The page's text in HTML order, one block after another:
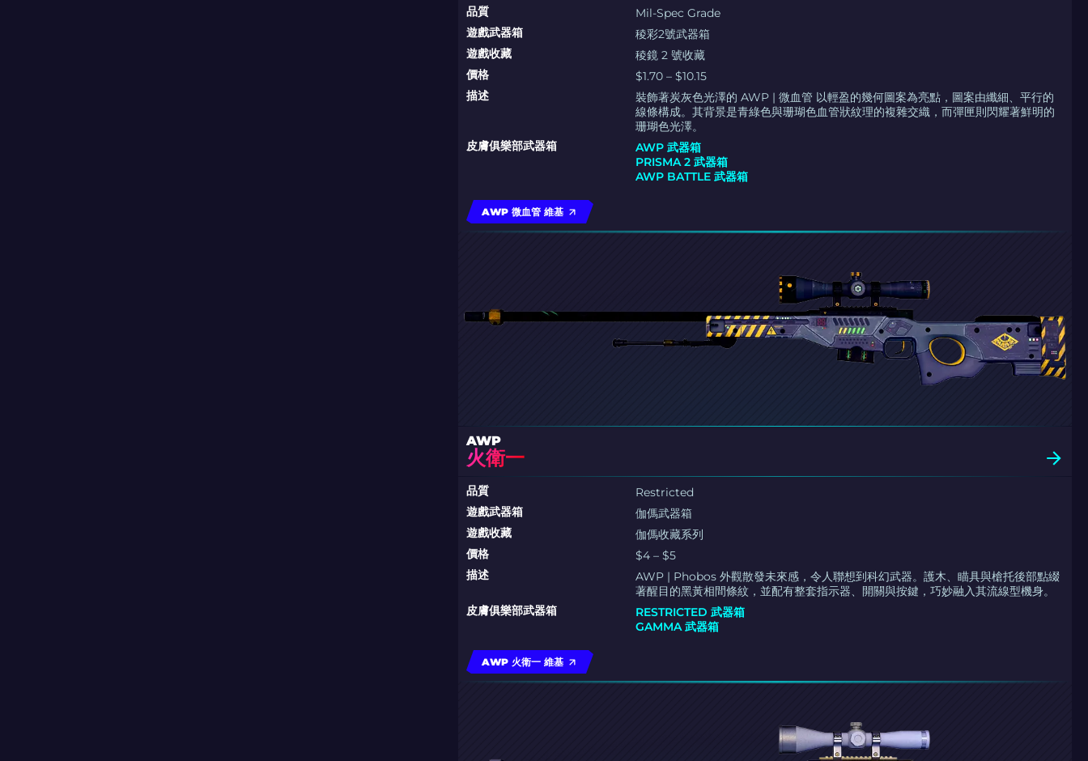
品質
Mil-Spec Grade
遊戲武器箱
稜彩2號武器箱
遊戲收藏
稜鏡 2 號收藏
價格
$1.70 – $10.15
描述
裝飾著炭灰色光澤的 AWP | 微血管 以輕盈的幾何圖案為亮點，圖案由纖細、平行的
線條構成。其背景是青綠色與珊瑚色血管狀紋理的複雜交織，而彈匣則閃耀著鮮明的
珊瑚色光澤。
皮膚俱樂部武器箱
AWP 武器箱
PRISMA 2 武器箱
AWP BATTLE 武器箱
AWP 微血管 維基
AWP
火衛一
品質
Restricted
遊戲武器箱
伽傌武器箱
遊戲收藏
伽傌收藏系列
價格
$4 – $5
描述
AWP | Phobos 外觀散發未來感，令人聯想到科幻武器。護木、瞄具與槍托後部點綴
著醒目的黑黃相間條紋，並配有整套指示器、開關與按鍵，巧妙融入其流線型機身。
皮膚俱樂部武器箱
RESTRICTED 武器箱
GAMMA 武器箱
AWP 火衛一 維基